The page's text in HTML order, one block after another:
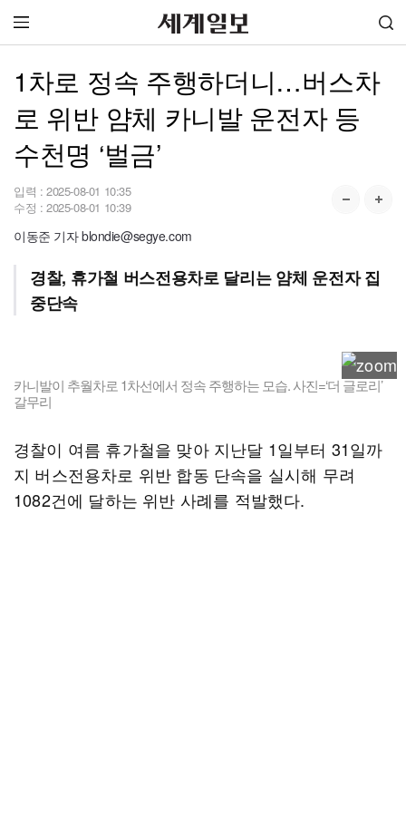
1차로 정속 주행하더니…버스차
로 위반 얌체 카니발 운전자 등
수천명 ‘벌금’
입력 : 2025-08-01 10:35
수정 : 2025-08-01 10:39
이동준 기자 blondie@segye.com
경찰, 휴가철 버스전용차로 달리는 얌체 운전자 집
중단속
카니발이 추월차로 1차선에서 정속 주행하는 모습. 사진=‘더 글로리’
갈무리
경찰이 여름 휴가철을 맞아 지난달 1일부터 31일까
지 버스전용차로 위반 합동 단속을 실시해 무려
1082건에 달하는 위반 사례를 적발했다.